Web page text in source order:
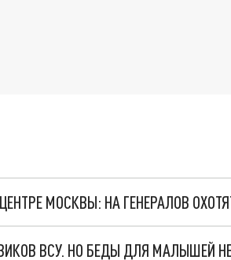
МОСКВЫ: НА ГЕНЕРАЛОВ
ВСУ. НО БЕДЫ ДЛЯ МАЛЫШЕЙ